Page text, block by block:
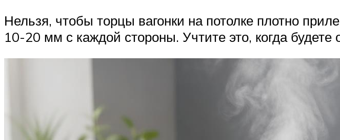
Нельзя, чтобы торцы вагонки на потолке плотно
10-20 мм с каждой стороны. Учтите это, когда будете